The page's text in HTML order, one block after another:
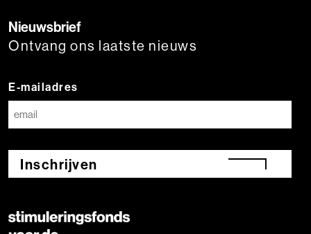
Nieuwsbrief
Ontvang ons laatste nieuws
E-mailadres
Inschrijven